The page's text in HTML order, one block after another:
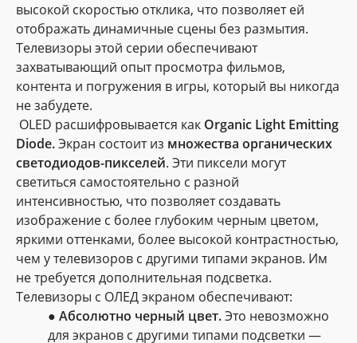
высокой скоростью отклика, что позволяет ей
отображать динамичные сцены без размытия.
Телевизоры этой серии обеспечивают
захватывающий опыт просмотра фильмов,
контента и погружения в игры, который вы никогда
не забудете.
OLED расшифровывается как Organic Light Emitting
Diode.Экран состоит из множества органических
светодиодов-пикселей. Эти пиксели могут
светиться самостоятельно с разной
интенсивностью, что позволяет создавать
изображение с более глубоким черным цветом,
яркими оттенками, более высокой контрастностью,
чем у телевизоров с другими типами экранов. Им
не требуется дополнительная подсветка.
Телевизоры с ОЛЕД экраном обеспечивают:
● Абсолютно черный цвет.Это невозможно
для экранов с другими типами подсветки —